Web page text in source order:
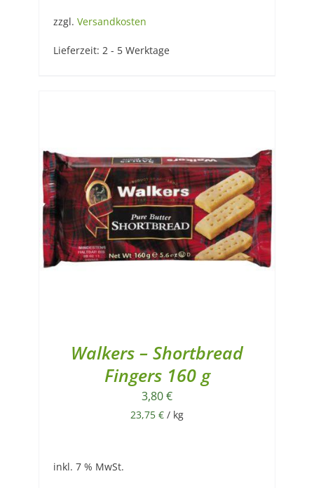
zzgl. Versandkosten
Lieferzeit: 2 - 5 Werktage
Walkers – Shortbread
Fingers 160 g
3,80€
23,75 € / kg
inkl. 7 % MwSt.